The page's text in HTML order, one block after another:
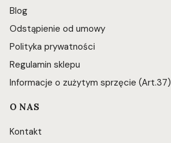
Blog
Odstąpienie od umowy
Polityka prywatności
Regulamin sklepu
Informacje o zużytym sprzęcie (Art.37)
O NAS
Kontakt